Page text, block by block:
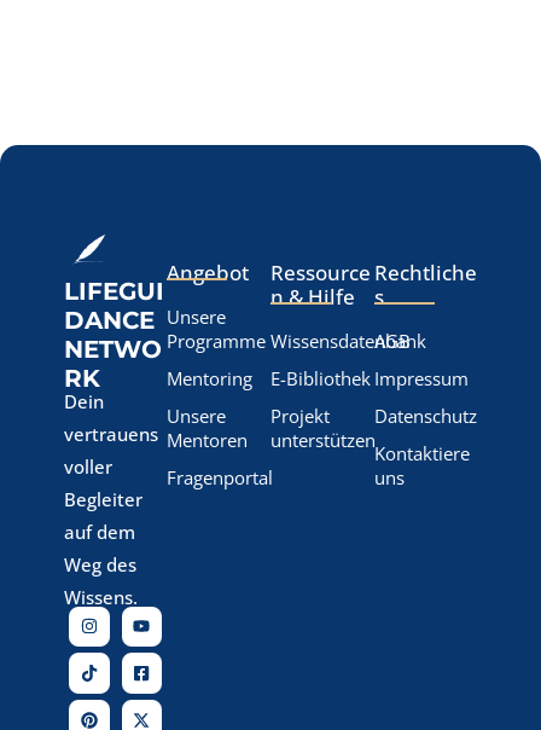
LIFEGUI
DANCE
NETWO
RK
Dein
vertrauens
voller
Begleiter
auf dem
Weg des
Wissens.
Angebot
Unsere
Programme
Mentoring
Unsere
Mentoren
Fragenportal
Ressource
n & Hilfe
Wissensdatenbank
E-Bibliothek
Projekt
unterstützen
Rechtliche
s
AGB
Impressum
Datenschutz
Kontaktiere
uns